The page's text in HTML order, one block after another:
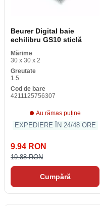
Beurer Digital baie
echilibru GS10 sticlă
Mărime
30 x 30 x 2
Greutate
1.5
Cod de bare
4211125756307
Au rămas puține
EXPEDIERE ÎN 24/48 ORE
9.94 RON
19.88 RON
Cumpără